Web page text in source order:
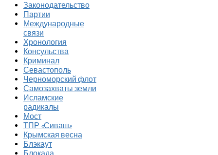
Законодательство
Партии
Международные
связи
Хронология
Консульства
Криминал
Севастополь
Черноморский флот
Самозахваты земли
Исламские
радикалы
Мост
ТПР «Сиваш»
Крымская весна
Блэкаут
Блокада